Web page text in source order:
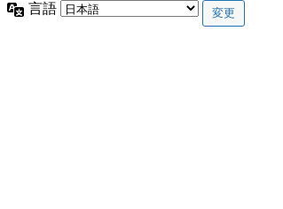
言語